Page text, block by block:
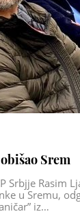
Srem
Srbjje Rasim
u Sremu,
iz…